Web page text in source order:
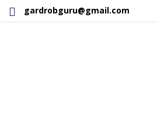
gardrobguru@gmail.com